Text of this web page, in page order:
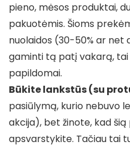
pieno, mėsos produktai,
pakuotėmis. Šioms
nuolaidos (30-50% ar net
gaminti tą patį vakarą,
papildomai.
Būkite lankstūs (su
pasiūlymą, kurio nebuvo
akcija), bet žinote, kad
apsvarstykite. Tačiau tai